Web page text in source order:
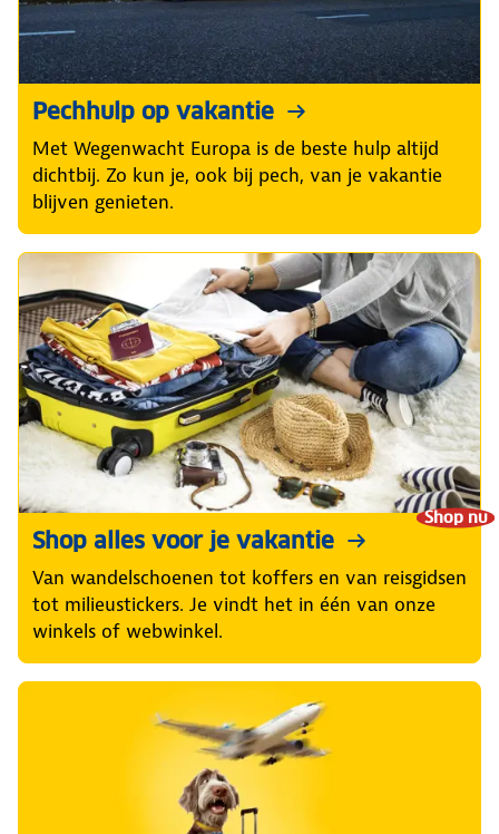
Pechhulp op vakantie
Met Wegenwacht Europa is de beste hulp altijd
dichtbij. Zo kun je, ook bij pech, van je vakantie
blijven genieten.
Shop nu
Shop alles voor je vakantie
Van wandelschoenen tot koffers en van reisgidsen
tot milieustickers. Je vindt het in één van onze
winkels of webwinkel.